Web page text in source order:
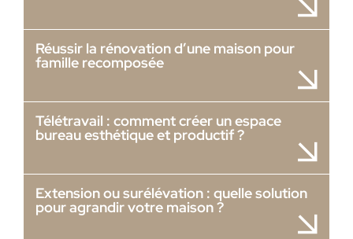
Réussir la rénovation d’une maison pour
famille recomposée
Télétravail : comment créer un espace
bureau esthétique et productif ?
Extension ou surélévation : quelle solution
pour agrandir votre maison ?